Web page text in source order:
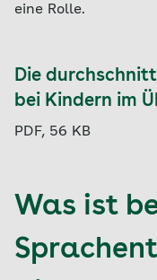
eine Rolle.
Die
bei Kindern im
PDF, 56 KB
Was ist